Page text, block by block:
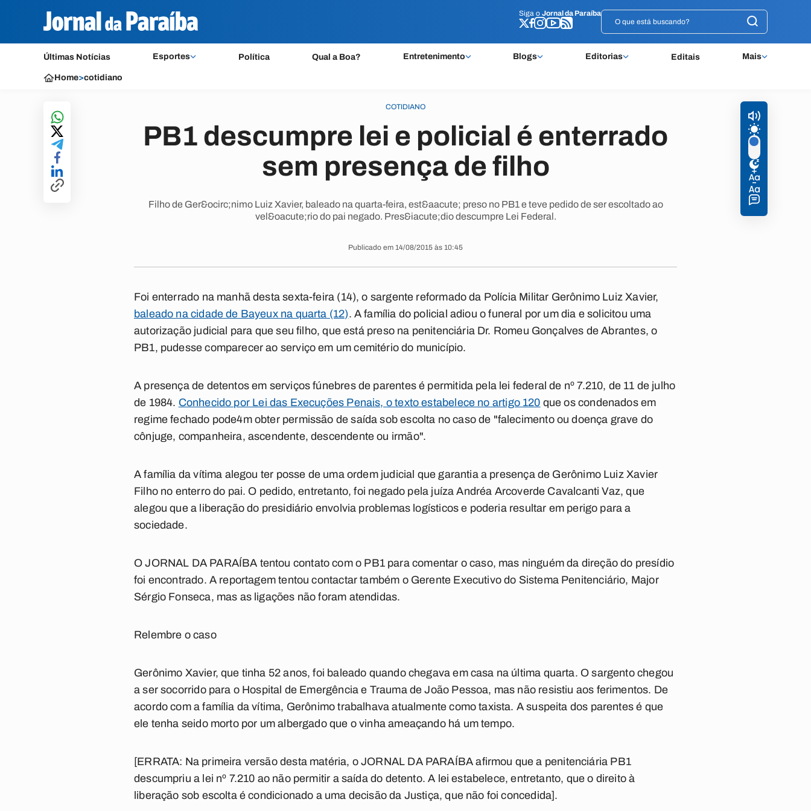
Siga o Jornal da Paraíba
Últimas Notícias Esportes Política Qual a Boa? Entretenimento Blogs Editorias Editais Mais
Siga o Jornal da Paraíba
Home>cotidiano
COTIDIANO
PB1 descumpre lei e policial é enterrado
sem presença de filho
Filho de Ger&ocirc;nimo Luiz Xavier, baleado na quarta-feira, est&aacute; preso no PB1 e teve pedido de ser escoltado ao
vel&oacute;rio do pai negado. Pres&iacute;dio descumpre Lei Federal.
Publicado em 14/08/2015 às 10:45
Foi enterrado na manhã desta sexta-feira (14), o sargente reformado da Polícia Militar Gerônimo Luiz Xavier,
baleado na cidade de Bayeux na quarta (12). A família do policial adiou o funeral por um dia e solicitou uma
autorização judicial para que seu filho, que está preso na penitenciária Dr. Romeu Gonçalves de Abrantes, o
PB1, pudesse comparecer ao serviço em um cemitério do município.
A presença de detentos em serviços fúnebres de parentes é permitida pela lei federal de nº 7.210, de 11 de julho
de 1984. Conhecido por Lei das Execuções Penais, o texto estabelece no artigo 120 que os condenados em
regime fechado pode4m obter permissão de saída sob escolta no caso de "falecimento ou doença grave do
cônjuge, companheira, ascendente, descendente ou irmão".
A família da vítima alegou ter posse de uma ordem judicial que garantia a presença de Gerônimo Luiz Xavier
Filho no enterro do pai. O pedido, entretanto, foi negado pela juíza Andréa Arcoverde Cavalcanti Vaz, que
alegou que a liberação do presidiário envolvia problemas logísticos e poderia resultar em perigo para a
sociedade.
O JORNAL DA PARAÍBA tentou contato com o PB1 para comentar o caso, mas ninguém da direção do presídio
foi encontrado. A reportagem tentou contactar também o Gerente Executivo do Sistema Penitenciário, Major
Sérgio Fonseca, mas as ligações não foram atendidas.
Relembre o caso
Gerônimo Xavier, que tinha 52 anos, foi baleado quando chegava em casa na última quarta. O sargento chegou
a ser socorrido para o Hospital de Emergência e Trauma de João Pessoa, mas não resistiu aos ferimentos. De
acordo com a família da vítima, Gerônimo trabalhava atualmente como taxista. A suspeita dos parentes é que
ele tenha seido morto por um albergado que o vinha ameaçando há um tempo.
[ERRATA: Na primeira versão desta matéria, o JORNAL DA PARAÍBA afirmou que a penitenciária PB1
descumpriu a lei nº 7.210 ao não permitir a saída do detento. A lei estabelece, entretanto, que o direito à
liberação sob escolta é condicionado a uma decisão da Justiça, que não foi concedida].